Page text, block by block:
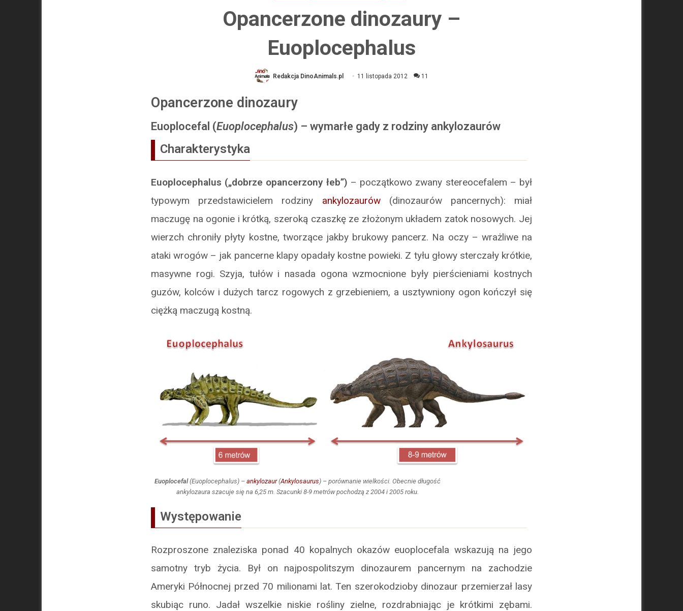
Opancerzone dinozaury –
Euoplocephalus
Redakcja DinoAnimals.pl 11 listopada 2012 11
Opancerzone dinozaury
Euoplocefal (Euoplocephalus) – wymarłe gady z rodziny ankylozaurów
Charakterystyka
Euoplocephalus („dobrze opancerzony łeb”) – początkowo zwany stereocefalem – był
typowym przedstawicielem rodziny ankylozaurów(dinozaurów pancernych): miał
maczugę na ogonie i krótką, szeroką czaszkę ze złożonym układem zatok nosowych. Jej
wierzch chroniły płyty kostne, tworzące jakby brukowy pancerz. Na oczy – wrażliwe na
ataki wrogów – jak pancerne klapy opadały kostne powieki. Z tyłu głowy sterczały krótkie,
masywne rogi. Szyja, tułów i nasada ogona wzmocnione były pierścieniami kostnych
guzów, kolców i dużych tarcz rogowych z grzebieniem, a usztywniony ogon kończył się
ciężką maczugą kostną.
Euoplocefal(Euoplocephalus) – ankylozaur(Ankylosaurus) – porównanie wielkości. Obecnie długość
ankylozaura szacuje się na 6,25 m. Szacunki 8-9 metrów pochodzą z 2004 i 2005 roku.
Występowanie
Rozproszone znaleziska ponad 40 kopalnych okazów euoplocefala wskazują na jego
samotny tryb życia. Był on najpospolitszym dinozaurem pancernym na zachodzie
Ameryki Północnej przed 70 milionami lat. Ten szerokodzioby dinozaur przemierzał lasy
skubiąc runo. Jadał wszelkie niskie rośliny zielne, rozdrabniając je krótkimi zębami.